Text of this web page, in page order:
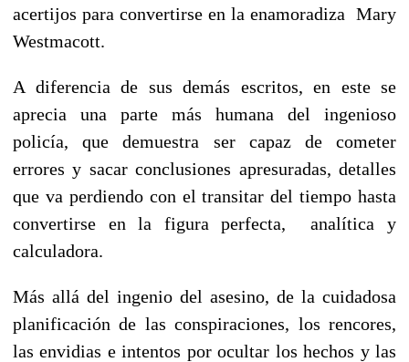
acertijos para convertirse en la enamoradiza Mary
Westmacott.
A diferencia de sus demás escritos, en este se
aprecia una parte más humana del ingenioso
policía, que demuestra ser capaz de cometer
errores y sacar conclusiones apresuradas, detalles
que va perdiendo con el transitar del tiempo hasta
convertirse en la figura perfecta, analítica y
calculadora.
Más allá del ingenio del asesino, de la cuidadosa
planificación de las conspiraciones, los rencores,
las envidias e intentos por ocultar los hechos y las